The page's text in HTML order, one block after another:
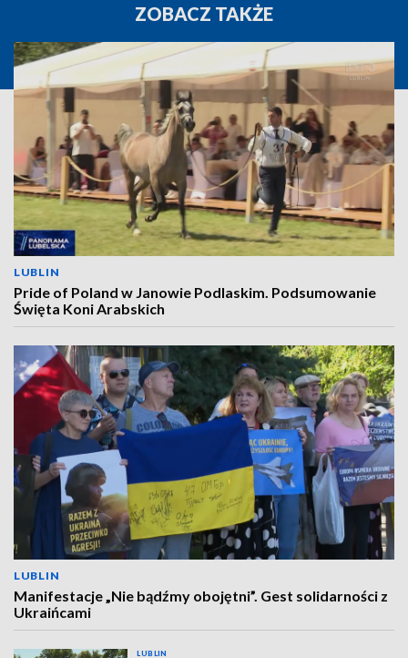
ZOBACZ TAKŻE
LUBLIN
Pride of Poland w Janowie Podlaskim. Podsumowanie
Święta Koni Arabskich
LUBLIN
Manifestacje „Nie bądźmy obojętni”. Gest solidarności z
Ukraińcami
LUBLIN